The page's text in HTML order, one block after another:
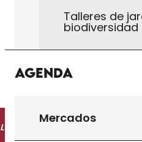
Talleres de
biodiversidad
Agenda
Mercados
Llamar